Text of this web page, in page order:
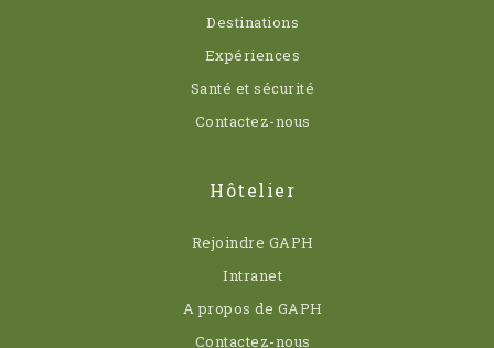
Destinations
Expériences
Santé et sécurité
Contactez-nous
Hôtelier
Rejoindre GAPH
Intranet
A propos de GAPH
Contactez-nous